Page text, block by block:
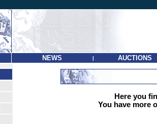
NEWS | AUCTIONS
Here you
You have more